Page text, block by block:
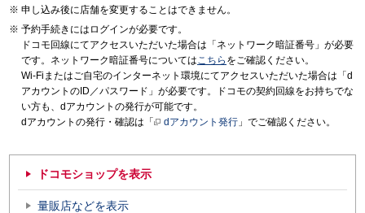
申し込み後に店舗を変更することはできません。
予約手続きにはログインが必要です。
ドコモ回線にてアクセスいただいた場合は「ネットワーク暗証番号」が必要
です。ネットワーク暗証番号についてはこちら をご確認ください。
Wi-Fiまたはご自宅のインターネット環境にてアクセスいただいた場合は「d
アカウントのID／パスワード」が必要です。ドコモの契約回線をお持ちでな
い方も、dアカウントの発行が可能です。
dアカウントの発行・確認は「
dアカウント発行 」でご確認ください。
ドコモショップを表示
量販店などを表示